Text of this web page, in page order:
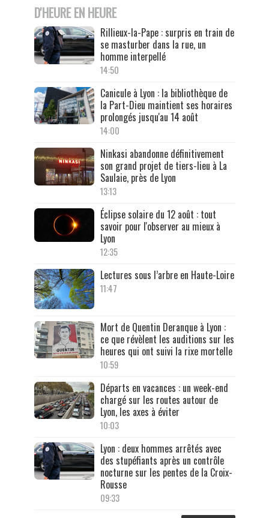
D'HEURE EN HEURE
Rillieux-la-Pape : surpris en train de
se masturber dans la rue, un
homme interpellé
14:50
Canicule à Lyon : la bibliothèque de
la Part-Dieu maintient ses horaires
prolongés jusqu'au 14 août
14:00
Ninkasi abandonne définitivement
son grand projet de tiers-lieu à La
Saulaie, près de Lyon
13:13
Éclipse solaire du 12 août : tout
savoir pour l'observer au mieux à
Lyon
12:35
Lectures sous l’arbre en Haute-Loire
11:47
Mort de Quentin Deranque à Lyon :
ce que révèlent les auditions sur les
heures qui ont suivi la rixe mortelle
10:59
Départs en vacances : un week-end
chargé sur les routes autour de
Lyon, les axes à éviter
10:03
Lyon : deux hommes arrêtés avec
des stupéfiants après un contrôle
nocturne sur les pentes de la Croix-
Rousse
09:33